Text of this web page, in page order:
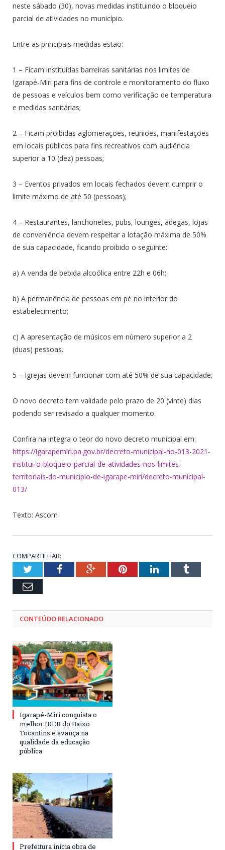
neste sábado (30), novas medidas instituindo o bloqueio
parcial de atividades no município.
Entre as principais medidas estão:
1 – Ficam instituídas barreiras sanitárias nos limites de
Igarapé-Miri para fins de controle e monitoramento do fluxo
de pessoas e veículos bem como verificação de temperatura
e medidas sanitárias;
2 – Ficam proibidas aglomerações, reuniões, manifestações
em locais públicos para fins recreativos com audiência
superior a 10 (dez) pessoas;
3 – Eventos privados em locais fechados devem cumprir o
limite máximo de até 50 (pessoas);
4 – Restaurantes, lanchonetes, pubs, lounges, adegas, lojas
de conveniência devem respeitar a lotação máxima de 50%
de sua capacidade, ficando proibido o seguinte:
a) A venda de bebida alcoólica entre 22h e 06h;
b) A permanência de pessoas em pé no interior do
estabelecimento;
c) A apresentação de músicos em número superior a 2
(duas) pessoas.
5 – Igrejas devem funcionar com até 50% de sua capacidade;
O novo decreto tem validade pelo prazo de 20 (vinte) dias
podendo ser revisado a qualquer momento.
Confira na integra o teor do novo decreto municipal em:
https://igarapemiri.pa.gov.br/decreto-municipal-no-013-2021-
institui-o-bloqueio-parcial-de-atividades-nos-limites-
territoriais-do-municipio-de-igarape-miri/decreto-municipal-
013/
Texto: Ascom
COMPARTILHAR:
TwitterFacebookGoogle+PinterestLinkedInTumblr
Email
CONTEÚDO RELACIONADO
Igarapé-Miri conquista o
melhor IDEB do Baixo
Tocantins e avança na
qualidade da educação
pública
Prefeitura inicia obra de